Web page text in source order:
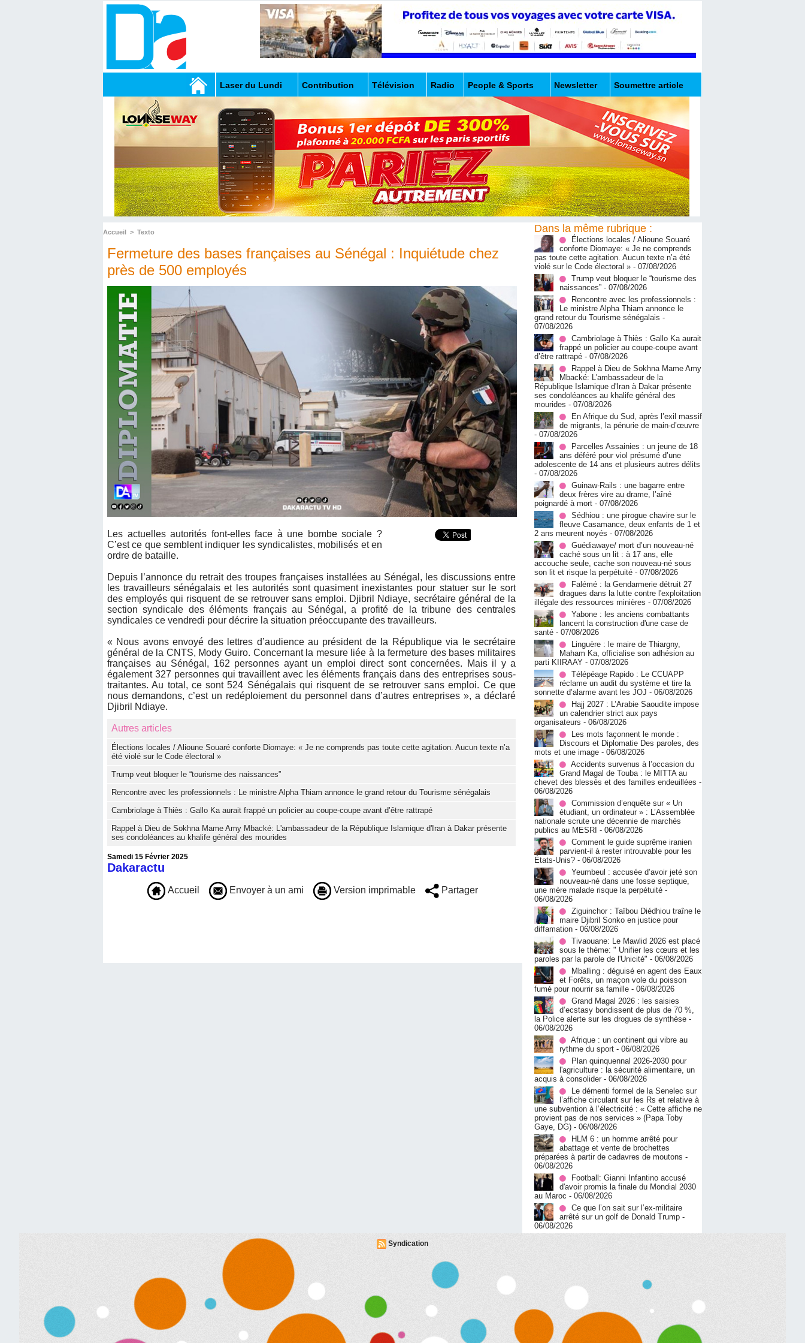
Laser du Lundi Contribution Télévision Radio People & Sports Newsletter Soumettre article
Accueil > Texto
Fermeture des bases françaises au Sénégal : Inquiétude chez
près de 500 employés
Les actuelles autorités font-elles face à une bombe sociale ?
C’est ce que semblent indiquer les syndicalistes, mobilisés et en
ordre de bataille.
Depuis l’annonce du retrait des troupes françaises installées au Sénégal, les discussions entre
les travailleurs sénégalais et les autorités sont quasiment inexistantes pour statuer sur le sort
des employés qui risquent de se retrouver sans emploi. Djibril Ndiaye, secrétaire général de la
section syndicale des éléments français au Sénégal, a profité de la tribune des centrales
syndicales ce vendredi pour décrire la situation préoccupante des travailleurs.
« Nous avons envoyé des lettres d’audience au président de la République via le secrétaire
général de la CNTS, Mody Guiro. Concernant la mesure liée à la fermeture des bases militaires
françaises au Sénégal, 162 personnes ayant un emploi direct sont concernées. Mais il y a
également 327 personnes qui travaillent avec les éléments français dans des entreprises sous-
traitantes. Au total, ce sont 524 Sénégalais qui risquent de se retrouver sans emploi. Ce que
nous demandons, c’est un redéploiement du personnel dans d’autres entreprises », a déclaré
Djibril Ndiaye.
Autres articles
Élections locales / Alioune Souaré conforte Diomaye: « Je ne comprends pas toute cette agitation. Aucun texte n’a
été violé sur le Code électoral »
Trump veut bloquer le “tourisme des naissances”
Rencontre avec les professionnels : Le ministre Alpha Thiam annonce le grand retour du Tourisme sénégalais
Cambriolage à Thiès : Gallo Ka aurait frappé un policier au coupe-coupe avant d’être rattrapé
Rappel à Dieu de Sokhna Mame Amy Mbacké: L'ambassadeur de la République Islamique d'Iran à Dakar présente
ses condoléances au khalife général des mourides
Samedi 15 Février 2025
Dakaractu
Accueil Envoyer à un ami Version imprimable Partager
Dans la même rubrique :
Élections locales / Alioune Souaré
conforte Diomaye: « Je ne comprends
pas toute cette agitation. Aucun texte n’a été
violé sur le Code électoral » - 07/08/2026
Trump veut bloquer le “tourisme des
naissances” - 07/08/2026
Rencontre avec les professionnels :
Le ministre Alpha Thiam annonce le
grand retour du Tourisme sénégalais -
07/08/2026
Cambriolage à Thiès : Gallo Ka aurait
frappé un policier au coupe-coupe avant
d’être rattrapé - 07/08/2026
Rappel à Dieu de Sokhna Mame Amy
Mbacké: L'ambassadeur de la
République Islamique d'Iran à Dakar présente
ses condoléances au khalife général des
mourides - 07/08/2026
En Afrique du Sud, après l’exil massif
de migrants, la pénurie de main-d’œuvre
- 07/08/2026
Parcelles Assainies : un jeune de 18
ans déféré pour viol présumé d’une
adolescente de 14 ans et plusieurs autres délits
- 07/08/2026
Guinaw-Rails : une bagarre entre
deux frères vire au drame, l’aîné
poignardé à mort - 07/08/2026
Sédhiou : une pirogue chavire sur le
fleuve Casamance, deux enfants de 1 et
2 ans meurent noyés - 07/08/2026
Guédiawaye/ mort d’un nouveau-né
caché sous un lit : à 17 ans, elle
accouche seule, cache son nouveau-né sous
son lit et risque la perpétuité - 07/08/2026
Falémé : la Gendarmerie détruit 27
dragues dans la lutte contre l'exploitation
illégale des ressources minières - 07/08/2026
Yabone : les anciens combattants
lancent la construction d'une case de
santé - 07/08/2026
Linguère : le maire de Thiargny,
Maham Ka, officialise son adhésion au
parti KIIRAAY - 07/08/2026
Télépéage Rapido : Le CCUAPP
réclame un audit du système et tire la
sonnette d’alarme avant les JOJ - 06/08/2026
Hajj 2027 : L’Arabie Saoudite impose
un calendrier strict aux pays
organisateurs - 06/08/2026
Les mots façonnent le monde :
Discours et Diplomatie Des paroles, des
mots et une image - 06/08/2026
Accidents survenus à l’occasion du
Grand Magal de Touba : le MITTA au
chevet des blessés et des familles endeuillées -
06/08/2026
Commission d’enquête sur « Un
étudiant, un ordinateur » : L’Assemblée
nationale scrute une décennie de marchés
publics au MESRI - 06/08/2026
Comment le guide suprême iranien
parvient-il à rester introuvable pour les
États-Unis? - 06/08/2026
Yeumbeul : accusée d’avoir jeté son
nouveau-né dans une fosse septique,
une mère malade risque la perpétuité -
06/08/2026
Ziguinchor : Taïbou Diédhiou traîne le
maire Djibril Sonko en justice pour
diffamation - 06/08/2026
Tivaouane: Le Mawlid 2026 est placé
sous le thème: " Unifier les cœurs et les
paroles par la parole de l'Unicité" - 06/08/2026
Mballing : déguisé en agent des Eaux
et Forêts, un maçon vole du poisson
fumé pour nourrir sa famille - 06/08/2026
Grand Magal 2026 : les saisies
d’ecstasy bondissent de plus de 70 %,
la Police alerte sur les drogues de synthèse -
06/08/2026
Afrique : un continent qui vibre au
rythme du sport - 06/08/2026
Plan quinquennal 2026-2030 pour
l'agriculture : la sécurité alimentaire, un
acquis à consolider - 06/08/2026
Le démenti formel de la Senelec sur
l’affiche circulant sur les Rs et relative à
une subvention à l’électricité : « Cette affiche ne
provient pas de nos services » (Papa Toby
Gaye, DG) - 06/08/2026
HLM 6 : un homme arrêté pour
abattage et vente de brochettes
préparées à partir de cadavres de moutons -
06/08/2026
Football: Gianni Infantino accusé
d'avoir promis la finale du Mondial 2030
au Maroc - 06/08/2026
Ce que l’on sait sur l’ex-militaire
arrêté sur un golf de Donald Trump -
06/08/2026
Syndication